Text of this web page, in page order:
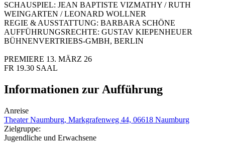
SCHAUSPIEL: JEAN BAPTISTE VIZMATHY / RUTH
WEINGARTEN / LEONARD WOLLNER
REGIE & AUSSTATTUNG: BARBARA SCHÖNE
AUFFÜHRUNGSRECHTE: GUSTAV KIEPENHEUER
BÜHNENVERTRIEBS-GMBH, BERLIN
PREMIERE 13. MÄRZ 26
FR 19.30 SAAL
Informationen zur Aufführung
Anreise
Theater Naumburg, Markgrafenweg 44, 06618 Naumburg
Zielgruppe:
Jugendliche und Erwachsene